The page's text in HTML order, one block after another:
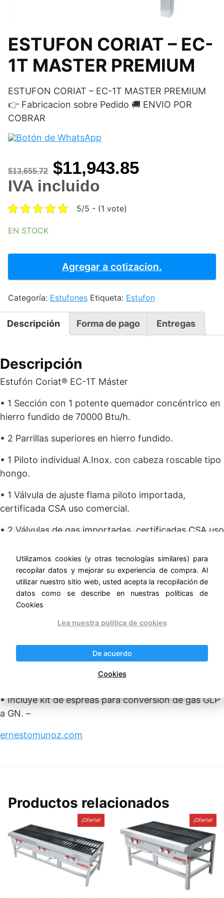
ESTUFON CORIAT – EC-
1T MASTER PREMIUM
ESTUFON CORIAT – EC-1T MASTER PREMIUM
👉 Fabricacion sobre Pedido 🚚 ENVIO POR
COBRAR
$13,655.72 Original
price
was:
$11,943.85Current
IVA incluido
5/5 - (1 vote)
EN STOCK
1T
MASTER
PREMIUM
Agregar a cotizacion.
Categoría: Estufones Etiqueta: Estufon
Descripción Forma de pago Entregas
Descripción
Estufón Coriat® EC-1T Máster
• 1 Sección con 1 potente quemador concéntrico en
hierro fundido de 70000 Btu/h.
• 2 Parrillas superiores en hierro fundido.
• 1 Piloto individual A.Inox. con cabeza roscable tipo
hongo.
• 1 Válvula de ajuste flama piloto importada,
certificada CSA uso comercial.
• 2 Válvulas de gas importadas, certificadas CSA uso
• 1 Charola para captar escurrimientos.
• 2 Perillas zinc con aislamiento térmico en silicón
rojo.
• Estructura A.Inox. con niveladores.
• Medidas exteriores totales, sin empaque: frente:
0.570 m, fondo: 0.690 m, altura: 0.600 m.
• Peso sin empaque: 48 kg.
• Incluye kit de espreas para conversión de gas GLP
a GN. –
ernestomunoz.com
Productos relacionados
¡Oferta! ¡Oferta!
Utilizamos cookies (y otras tecnologías similares) para
recopilar datos y mejorar su experiencia de compra. Al
utilizar nuestro sitio web, usted acepta la recopilación de
datos como se describe en nuestras políticas de
Cookies
Lea nuestra política de cookies
De acuerdo
Cookies